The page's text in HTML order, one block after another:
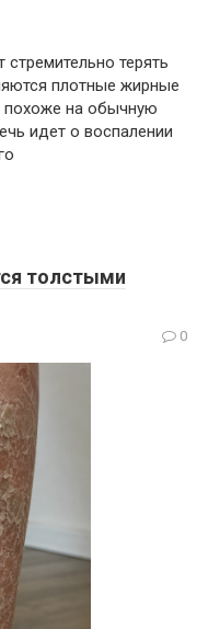
терять
плотные жирные
похоже на обычную
идет о воспалении
толстыми
0